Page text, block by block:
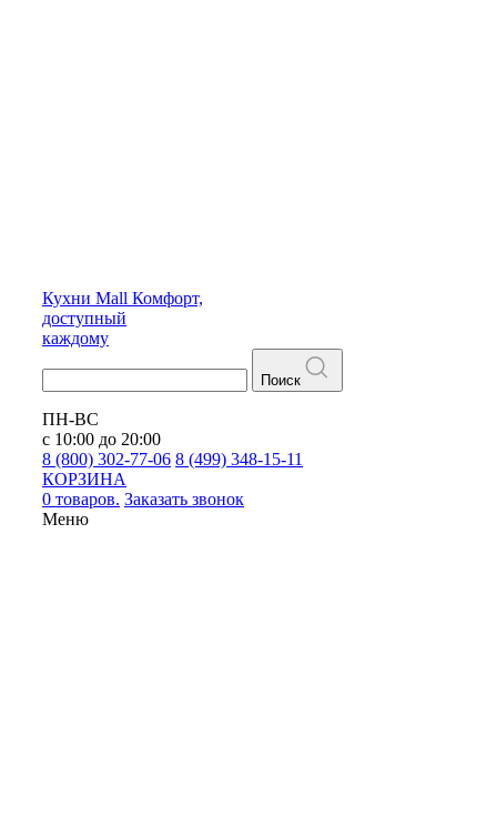
Кухни Mall Комфорт,
доступный
каждому
Поиск
ПН-ВС
с 10:00 до 20:00
8 (800) 302-77-06 8 (499) 348-15-11
КОРЗИНА
0 товаров. Заказать звонок
Меню